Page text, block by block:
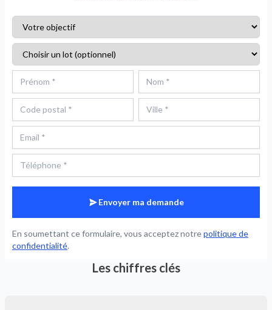
Envoyer ma demande
En soumettant ce formulaire, vous acceptez notrepolitique de
confidentialité.
Les chiffres clés